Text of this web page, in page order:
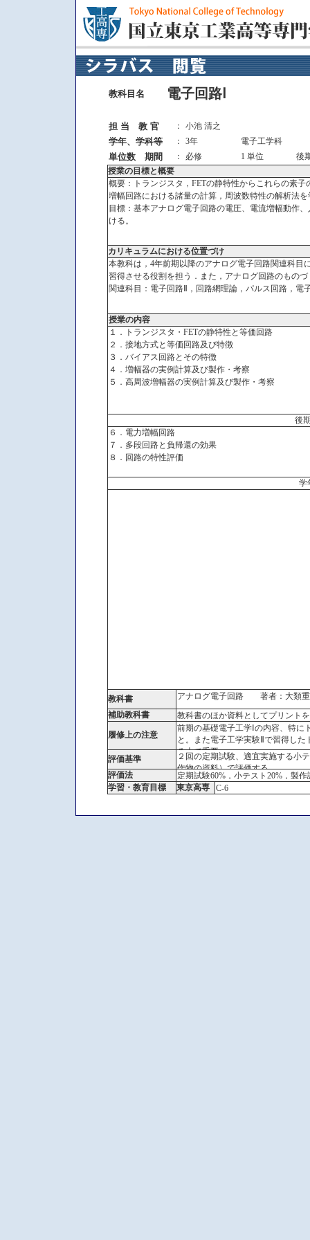
教科目名 電子回路Ⅰ
担 当 教 官 ： 小池 清之
学年、学科等 ： 3年 電子工学科
単位数 期間 ： 必修 1 単位
後
授業の目標と概要
概要：トランジスタ，FETの静特性からこれらの素
増幅回路における諸量の計算，周波数特性の解析法
目標：基本アナログ電子回路の電圧、電流増幅動作
ける。
カリキュラムにおける位置づけ
本教科は，4年前期以降のアナログ電子回路関連科
習得させる役割を担う．また，アナログ回路のもの
関連科目：電子回路Ⅱ，回路網理論，パルス回路，
授業の内容
１．トランジスタ・FETの静特性と等価回路
２．接地方式と等価回路及び特徴
３．バイアス回路とその特徴
４．増幅器の実例計算及び製作・考察
５．高周波増幅器の実例計算及び製作・考察
後
６．電力増幅回路
７．多段回路と負帰還の効果
８．回路の特性評価
学
教科書
アナログ電子回路 著者：大類
補助教科書
教科書のほか資料としてプリント
履修上の注意
前期の基礎電子工学Ⅰの内容、特に
と。また電子工学実験Ⅱで習得し
る上で重
評価基準
２回の定期試験、適宜実施する小
作物の資料）で評価する
評価法
定期試験60%，小テスト20%，製
学習・教育目標
東京高専 C-6